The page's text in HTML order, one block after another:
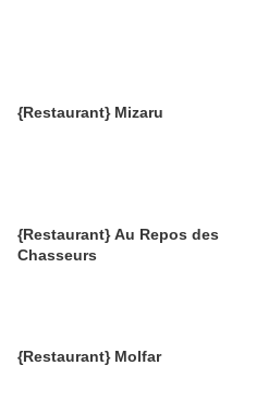
{Restaurant} Mizaru
{Restaurant} Au Repos des
Chasseurs
{Restaurant} Molfar